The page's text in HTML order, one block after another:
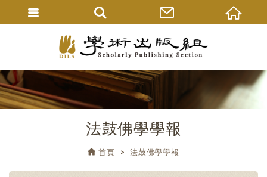
法鼓佛學學報
首頁 法鼓佛學學報